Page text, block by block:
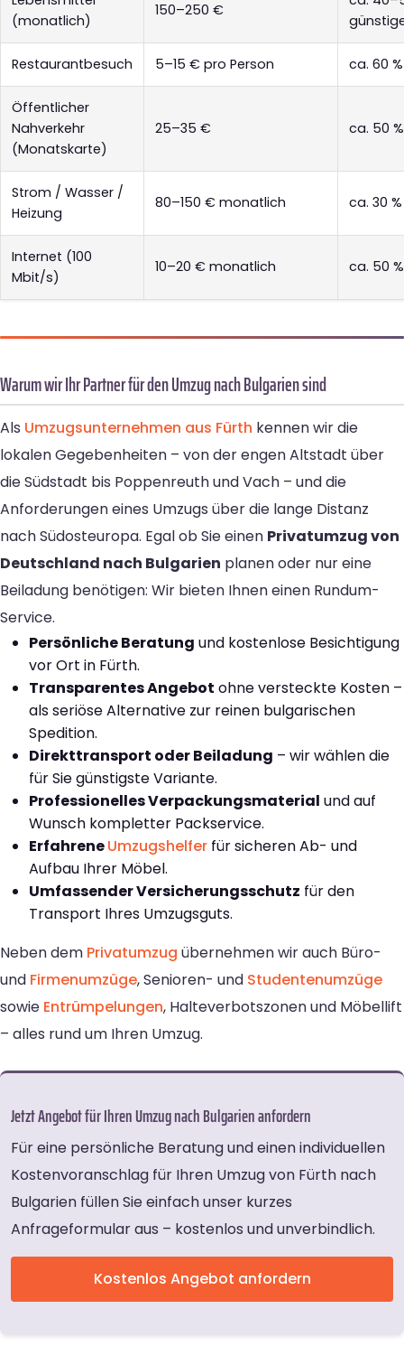
(monatlich)
150–250 €
Restaurantbesuch 5–15 € pro Person ca. 60
Öffentlicher
Nahverkehr
(Monatskarte)
25–35 € ca. 50
Strom / Wasser /
Heizung
80–150 € monatlich ca. 30
Internet (100
Mbit/s)
10–20 € monatlich ca. 50
Warum wir Ihr Partner für den Umzug nach Bulgarien sind
Als Umzugsunternehmen aus Fürth kennen wir die
lokalen Gegebenheiten – von der engen Altstadt über
die Südstadt bis Poppenreuth und Vach – und die
Anforderungen eines Umzugs über die lange Distanz
nach Südosteuropa. Egal ob Sie einen Privatumzug von
Deutschland nach Bulgarien planen oder nur eine
Beiladung benötigen: Wir bieten Ihnen einen Rundum-
Service.
Persönliche Beratung und kostenlose Besichtigung
vor Ort in Fürth.
Transparentes Angebot ohne versteckte Kosten –
als seriöse Alternative zur reinen bulgarischen
Spedition.
Direkttransport oder Beiladung – wir wählen die
für Sie günstigste Variante.
Professionelles Verpackungsmaterial und auf
Wunsch kompletter Packservice.
ErfahreneUmzugshelfer für sicheren Ab- und
Aufbau Ihrer Möbel.
Umfassender Versicherungsschutz für den
Transport Ihres Umzugsguts.
Neben dem Privatumzug übernehmen wir auch Büro-
und Firmenumzüge, Senioren- und Studentenumzüge
sowie Entrümpelungen, Halteverbotszonen und Möbellift
– alles rund um Ihren Umzug.
Jetzt Angebot für Ihren Umzug nach Bulgarien anfordern
Für eine persönliche Beratung und einen individuellen
Kostenvoranschlag für Ihren Umzug von Fürth nach
Bulgarien füllen Sie einfach unser kurzes
Anfrageformular aus – kostenlos und unverbindlich.
Kostenlos Angebot anfordern